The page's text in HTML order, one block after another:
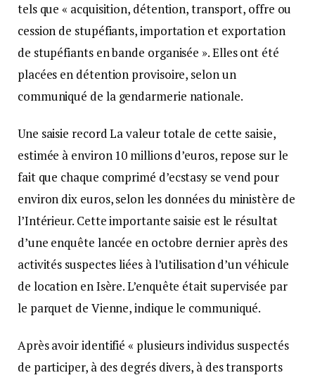
tels que « acquisition, détention, transport, offre ou
cession de stupéfiants, importation et exportation
de stupéfiants en bande organisée ». Elles ont été
placées en détention provisoire, selon un
communiqué de la gendarmerie nationale.
Une saisie record La valeur totale de cette saisie,
estimée à environ 10 millions d’euros, repose sur le
fait que chaque comprimé d’ecstasy se vend pour
environ dix euros, selon les données du ministère de
l’Intérieur. Cette importante saisie est le résultat
d’une enquête lancée en octobre dernier après des
activités suspectes liées à l’utilisation d’un véhicule
de location en Isère. L’enquête était supervisée par
le parquet de Vienne, indique le communiqué.
Après avoir identifié « plusieurs individus suspectés
de participer, à des degrés divers, à des transports